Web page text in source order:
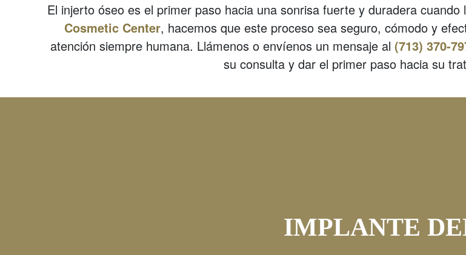
El injerto óseo es el primer paso hacia una sonrisa fuerte y duradera
Cosmetic Center, hacemos que este proceso sea seguro, cómodo y
atención siempre humana. Llámenos o envíenos un mensaje al (713) 370-
su consulta y dar el primer paso hacia su
IMPLANTE